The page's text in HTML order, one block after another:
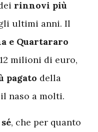
rinnovi più
ultimi anni. Il
e Quartararo
milioni di euro,
pagato della
naso a molti.
, che per quanto